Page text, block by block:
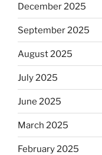
December 2025
September 2025
August 2025
July 2025
June 2025
March 2025
February 2025